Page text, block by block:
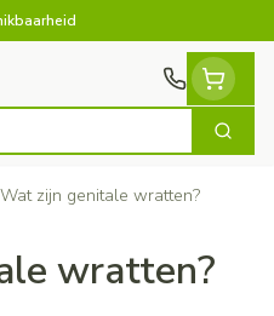
Zoek
Wat zijn genitale wratten?
wratten?